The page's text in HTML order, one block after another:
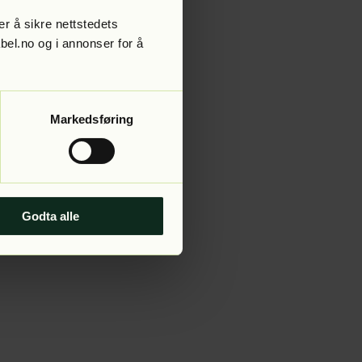
å sikre nettstedets
og i annonser for å
Markedsføring
Godta alle